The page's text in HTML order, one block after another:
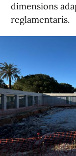
dimensions
reglamentaris.